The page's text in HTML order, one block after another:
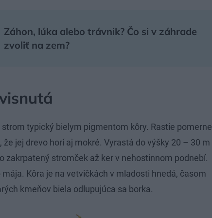
Záhon, lúka alebo trávnik? Čo si v záhrade
zvoliť na zem?
typický bielym pigmentom kôry. Rastie pomerne
že jej drevo horí aj mokré. Vyrastá do výšky 20 – 30 m
zakrpatený stromček až ker v nehostinnom podnebí.
Kôra je na vetvičkách v mladosti hnedá, časom
kmeňov biela odlupujúca sa borka.